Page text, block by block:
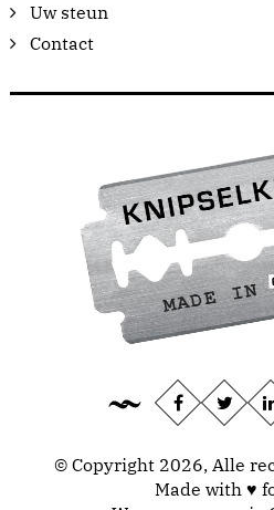
Uw steun
Contact
© Copyright 2026, Alle
Made with ♥